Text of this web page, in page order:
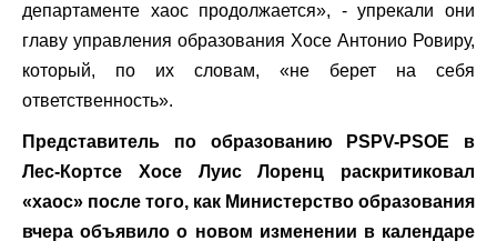
департаменте хаос продолжается», - упрекали они
главу управления образования Хосе Антонио Ровиру,
который, по их словам, «не берет на себя
ответственность».
Представитель по образованию PSPV-PSOE в
Лес-Кортсе Хосе Луис Лоренц раскритиковал
«хаос» после того, как Министерство образования
вчера объявило о новом изменении в календаре